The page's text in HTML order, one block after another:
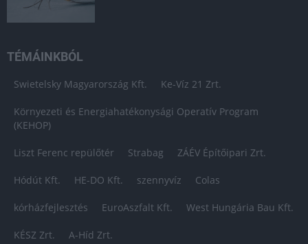
TÉMÁINKBÓL
Swietelsky Magyarország Kft. Ke-Víz 21 Zrt.
Környezeti és Energiahatékonysági Operatív Program
(KEHOP)
Liszt Ferenc repülőtér Strabag ZÁÉV Építőipari Zrt.
Hódút Kft. HE-DO Kft. szennyvíz Colas
kórházfejlesztés EuroAszfalt Kft. West Hungária Bau Kft.
KÉSZ Zrt. A-Híd Zrt.